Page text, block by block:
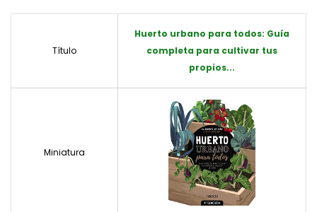
Título
Huerto urbano para todos: Guía
completa para cultivar tus
propios...
Miniatura